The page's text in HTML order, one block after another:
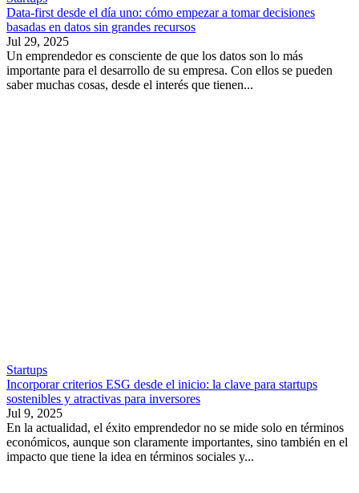
Data-first desde el día uno: cómo empezar a tomar decisiones
basadas en datos sin grandes recursos
Jul 29, 2025
Un emprendedor es consciente de que los datos son lo más
importante para el desarrollo de su empresa. Con ellos se pueden
saber muchas cosas, desde el interés que tienen...
Startups
Incorporar criterios ESG desde el inicio: la clave para startups
sostenibles y atractivas para inversores
Jul 9, 2025
En la actualidad, el éxito emprendedor no se mide solo en términos
económicos, aunque son claramente importantes, sino también en el
impacto que tiene la idea en términos sociales y...